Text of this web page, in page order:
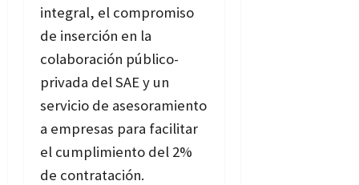
integral, el compromiso
de inserción en la
colaboración público-
privada del SAE y un
servicio de asesoramiento
a empresas para facilitar
el cumplimiento del 2%
de contratación.